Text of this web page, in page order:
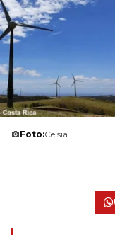
Foto:Celsia